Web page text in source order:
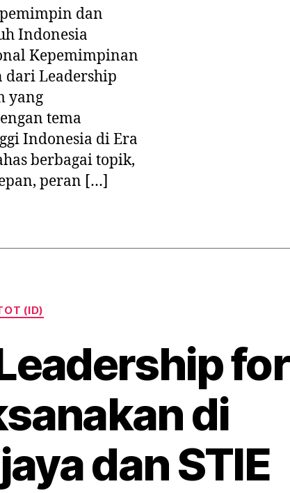
dan
Indonesia
Kepemimpinan
dari Leadership
yang
tema
Indonesia di Era
berbagai topik,
peran […]
(ID)
for
di
dan STIE